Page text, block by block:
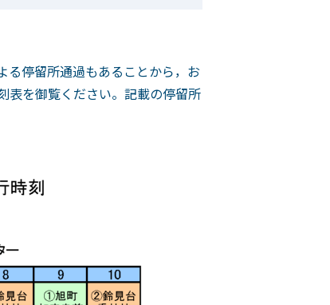
る停留所通過もあることから，お
表を御覧ください。記載の停留所